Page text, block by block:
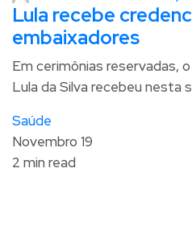
Lula recebe
embaixadores
Em cerimônias reservadas,
Lula da Silva recebeu nesta
Saúde
Novembro 19
2 min read